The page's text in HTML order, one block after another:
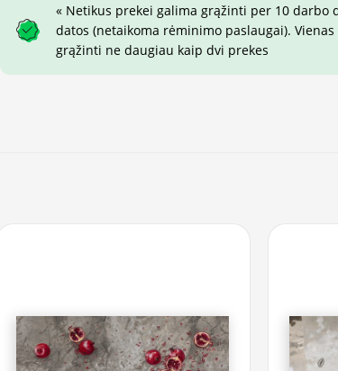
« Netikus prekei galima grąžinti per 10 darbo
datos (netaikoma rėminimo paslaugai).
grąžinti ne daugiau kaip dvi prekes